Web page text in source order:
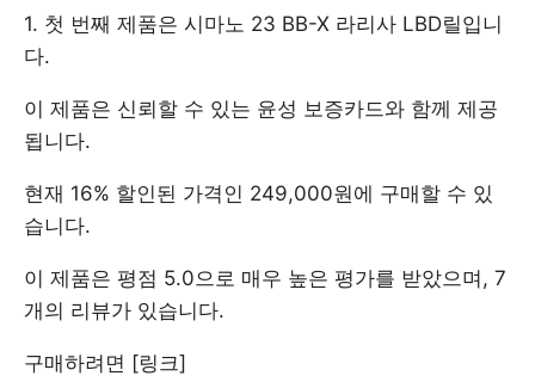
1. 첫 번째 제품은 시마노 23 BB-X 라리사 LBD릴입니
다.
이 제품은 신뢰할 수 있는 윤성 보증카드와 함께 제공
됩니다.
현재 16% 할인된 가격인 249,000원에 구매할 수 있
습니다.
이 제품은 평점 5.0으로 매우 높은 평가를 받았으며, 7
개의 리뷰가 있습니다.
구매하려면 [링크]